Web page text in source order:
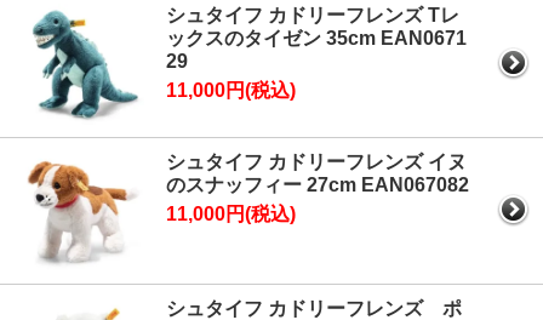
シュタイフ カドリーフレンズ Tレ
ックスのタイゼン 35cm EAN0671
29
11,000円(税込)
シュタイフ カドリーフレンズ イヌ
のスナッフィー 27cm EAN067082
11,000円(税込)
シュタイフ カドリーフレンズ ポ